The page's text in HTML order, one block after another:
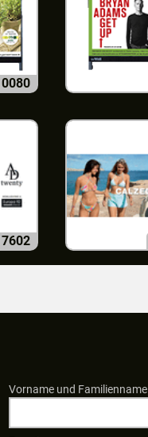
0080
Vorname und Familienname